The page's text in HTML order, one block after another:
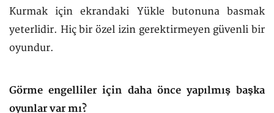
Kurmak için ekrandaki Yükle butonuna basmak
yeterlidir. Hiç bir özel izin gerektirmeyen güvenli bir
oyundur.
Görme engelliler için daha önce yapılmış başka
oyunlar var mı?